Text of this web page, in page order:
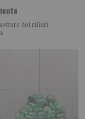
dei rifiuti